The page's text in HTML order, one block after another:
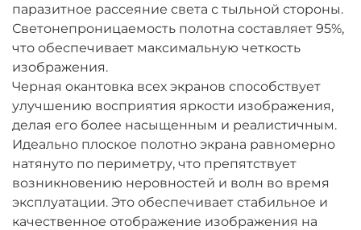
паразитное рассеяние света с тыльной стороны.
Светонепроницаемость полотна составляет 95%,
что обеспечивает максимальную четкость
изображения.
Черная окантовка всех экранов способствует
улучшению восприятия яркости изображения,
делая его более насыщенным и реалистичным.
Идеально плоское полотно экрана равномерно
натянуто по периметру, что препятствует
возникновению неровностей и волн во время
эксплуатации. Это обеспечивает стабильное и
качественное отображение изображения на